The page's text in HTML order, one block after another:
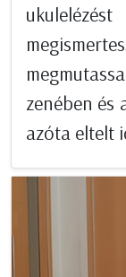
zenében és
azóta eltelt